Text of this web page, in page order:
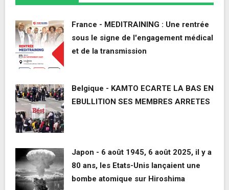
France - MEDITRAINING : Une rentrée
sous le signe de l'engagement médical
et de la transmission
Belgique - KAMTO ECARTE LA BAS EN
EBULLITION SES MEMBRES ARRETES
Japon - 6 août 1945, 6 août 2025, il y a
80 ans, les Etats-Unis lançaient une
bombe atomique sur Hiroshima